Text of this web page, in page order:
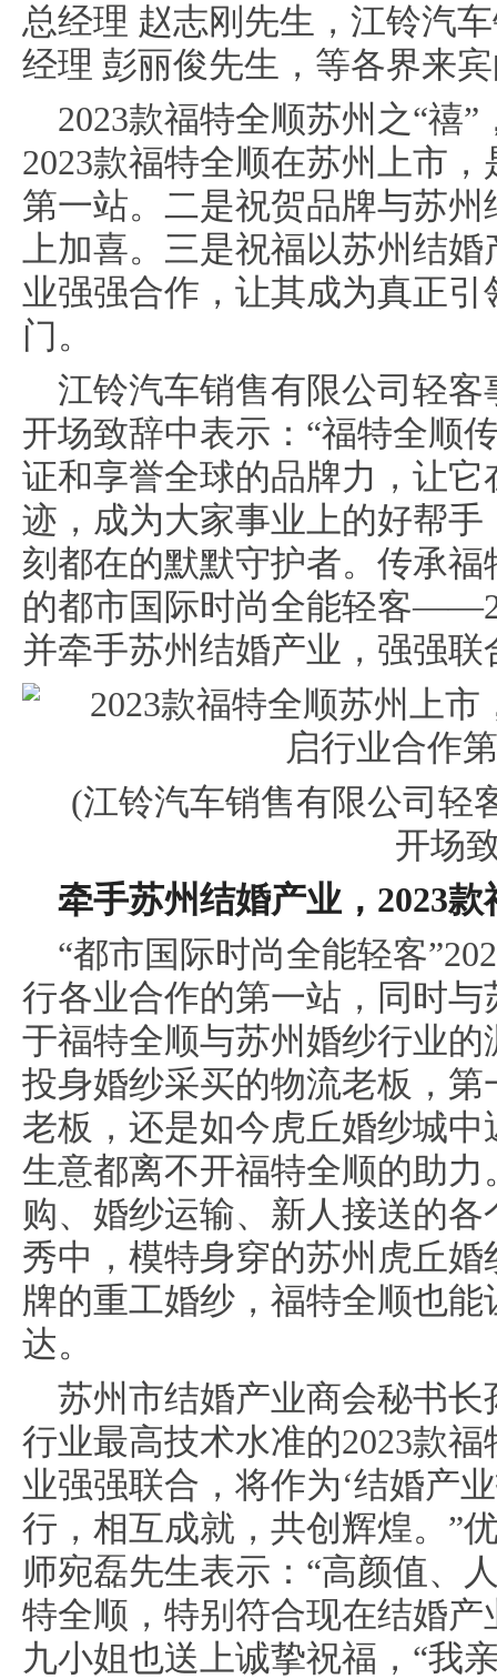
总经理 赵志刚先生，江铃汽
经理 彭丽俊先生，等各界来
2023款福特全顺苏州之“禧
2023款福特全顺在苏州上市
第一站。二是祝贺品牌与苏
上加喜。三是祝福以苏州结
业强强合作，让其成为真正
门。
江铃汽车销售有限公司轻
开场致辞中表示：“福特全顺
证和享誉全球的品牌力，让
迹，成为大家事业上的好帮
刻都在的默默守护者。传承
的都市国际时尚全能轻客
并牵手苏州结婚产业，强强联
(江铃汽车销售有限公司轻
开场
牵手苏州结婚产业 ， 2023款
“都市国际时尚全能轻客
行各业合作的第一站，同时
于福特全顺与苏州婚纱行业
投身婚纱采买的物流老板，
老板，还是如今虎丘婚纱城
生意都离不开福特全顺的助
购、婚纱运输、新人接送的
秀中，模特身穿的苏州虎丘
牌的重工婚纱，福特全顺也
达。
苏州市结婚产业商会秘书
行业最高技术水准的2023款
业强强联合，将作为‘结婚产
行，相互成就，共创辉煌。”
师宛磊先生表示：“高颜值、
特全顺，特别符合现在结婚
九小姐也送上诚挚祝福，“我